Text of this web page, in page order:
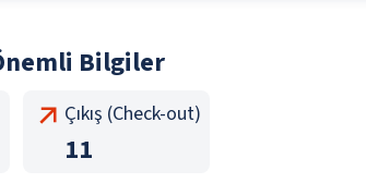
Bilgiler
Çıkış (Check-out)
11